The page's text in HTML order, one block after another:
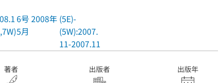
6号 2008年
5月
(5E)-
(5W):2007.
11-2007.11
著者 出版者 出版年